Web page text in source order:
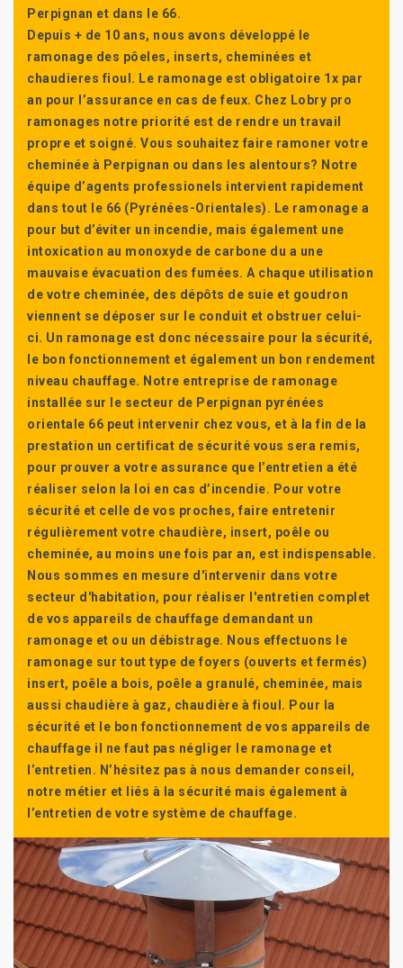
Perpignan et dans le 66.
Depuis + de 10 ans, nous avons développé le
ramonage des pôeles, inserts, cheminées et
chaudieres fioul. Le ramonage est obligatoire 1x par
an pour l’assurance en cas de feux. Chez Lobry pro
ramonages notre priorité est de rendre un travail
propre et soigné. Vous souhaitez faire ramoner votre
cheminée à Perpignan ou dans les alentours? Notre
équipe d’agents professionels intervient rapidement
dans tout le 66 (Pyrénées-Orientales). Le ramonage a
pour but d’éviter un incendie, mais également une
intoxication au monoxyde de carbone du a une
mauvaise évacuation des fumées. A chaque utilisation
de votre cheminée, des dépôts de suie et goudron
viennent se déposer sur le conduit et obstruer celui-
ci. Un ramonage est donc nécessaire pour la sécurité,
le bon fonctionnement et également un bon rendement
niveau chauffage. Notre entreprise de ramonage
installée sur le secteur de Perpignan pyrénées
orientale 66 peut intervenir chez vous, et à la fin de la
prestation un certificat de sécurité vous sera remis,
pour prouver a votre assurance que l’entretien a été
réaliser selon la loi en cas d’incendie. Pour votre
sécurité et celle de vos proches, faire entretenir
régulièrement votre chaudière, insert, poêle ou
cheminée, au moins une fois par an, est indispensable.
Nous sommes en mesure d'intervenir dans votre
secteur d'habitation, pour réaliser l'entretien complet
de vos appareils de chauffage demandant un
ramonage et ou un débistrage. Nous effectuons le
ramonage sur tout type de foyers (ouverts et fermés)
insert, poêle a bois, poêle a granulé, cheminée, mais
aussi chaudière à gaz, chaudière à fioul. Pour la
sécurité et le bon fonctionnement de vos appareils de
chauffage il ne faut pas négliger le ramonage et
l’entretien. N’hésitez pas à nous demander conseil,
notre métier et liés à la sécurité mais également à
l’entretien de votre système de chauffage.